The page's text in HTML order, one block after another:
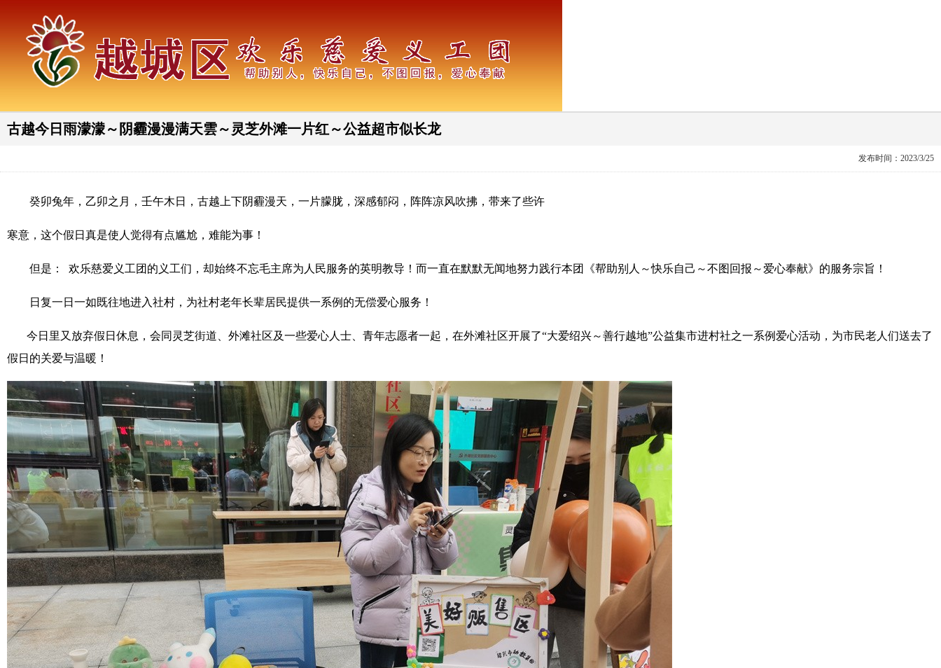
古越今日雨濛濛～阴霾漫漫满天雲～灵芝外滩一片红～公益超市似长龙
发布时间：2023/3/25
癸卯兔年，乙卯之月，壬午木日，古越上下阴霾漫天，一片朦胧，深感郁闷，阵阵凉风吹拂，带来了些许
寒意，这个假日真是使人觉得有点尴尬，难能为事！
但是： 欢乐慈爱义工团的义工们，却始终不忘毛主席为人民服务的英明教导！而一直在默默无闻地努力践行本团《帮助别人～快乐自己～不图回报～爱心奉献》的服务宗旨！
日复一日一如既往地进入社村，为社村老年长辈居民提供一系例的无偿爱心服务！
今日里又放弃假日休息，会同灵芝街道、外滩社区及一些爱心人士、青年志愿者一起，在外滩社区开展了“大爱绍兴～善行越地”公益集市进村社之一系例爱心活动，为市民老人们送去了
假日的关爱与温暖！